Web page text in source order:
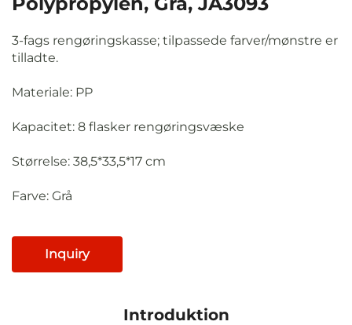
3-fags rengøringskasse; tilpassede farver/mønstre er
tilladte.
Materiale: PP
Kapacitet: 8 flasker rengøringsvæske
Størrelse: 38,5*33,5*17 cm
Farve: Grå
Inquiry
Introduktion